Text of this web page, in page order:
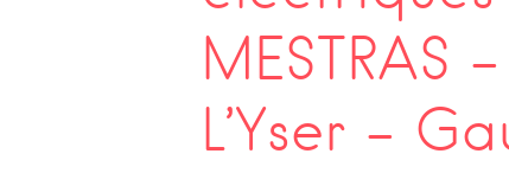
MESTRAS
L’Yser –